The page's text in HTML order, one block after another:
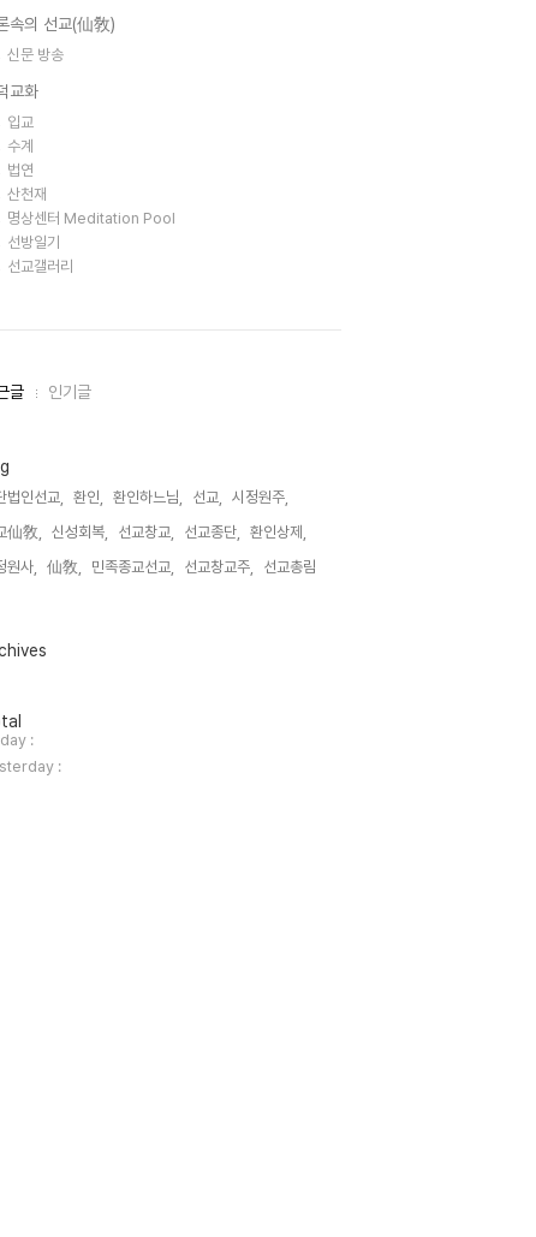
속의 선교(仙敎)
신문 방송
교화
입교
수계
법연
산천재
명상센터 Meditation Pool
선방일기
선교갤러리
글 인기글
법인선교, 환인, 환인하느님, 선교,
시정원주,
仙敎,
신성회복, 선교창교, 선교종단,
환인상제,
원사,
仙敎, 민족종교선교, 선교창교주, 선교총림,
:
: